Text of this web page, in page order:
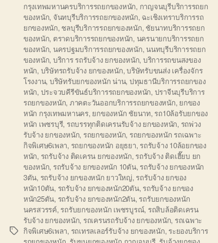
Tags
กรุงเทพมหานครบริการรถยกของหนัก, กาญจนบุรีบริการรถยก
ของหนัก, จันทบุรีบริการรถยกของหนัก, ฉะเชิงเทราบริการรถ
ยกของหนัก, ชลบุรีบริการรถยกของหนัก, ชัยนาทบริการรถยก
ของหนัก, ตราดบริการรถยกของหนัก, นครนายกบริการรถยก
ของหนัก, นครปฐมบริการรถยกของหนัก, นนทบุรีบริการรถยก
ของหนัก, บริการ รถรับจ้าง ยกของหนัก, บริการรถขนสงของ
หนัก, บริษัทรถรับจ้าง ยกของหนัก,บริษัทรับขนส่ง เครื่องจักร
โรงงาน, บริษัทรับยกของหนัก น่าน, ปทุมธานีบริการรถยกของ
หนัก, ประจวบคีรีขันธ์บริการรถยกของหนัก, ปราจีนบุรีบริการ
รถยกของหนัก, ภาคตะวันออกบริการรถยกของหนัก, ยกของ
หนัก กรุงเทพมหานคร, ยกของหนัก ชัยนาท, รถ10ล้อรับยกของ
หนัก เพชรบุรี, รถบรรทุกติดเครนรับจ้าง ยกของหนัก, รถพ่วง
รับจ้าง ยกของหนัก, รถยกของหนัก, รถยกของหนัก รถเฉพาะ
กิจพิเศษ6เพลา, รถยกของหนัก อยุธยา, รถรับจ้าง 10ล้อยกของ
หนัก, รถรับจ้าง ติดเครน ยกของหนัก, รถรับจ้าง ติดเฮี๊ยบ ยก
ของหนัก, รถรับจ้าง ยกของหนัก 10ตัน, รถรับจ้าง ยกของหนัก
3ตัน, รถรับจ้าง ยกของหนัก ยาวใหญ่, รถรับจ้าง ยกของ
หนัก10ตัน, รถรับจ้าง ยกของหนัก20ตัน, รถรับจ้าง ยกของ
หนัก25ตัน, รถรับจ้าง ยกของหนัก2ตัน, รถรับยกของหนัก
นครสวรรค์, รถรับยกของหนัก เพชรบูรณ์, รถสิบล้อติดเครน
รับจ้าง ยกของหนัก, รถเครนรถรับจ้าง ยกของหนัก, รถเฉพาะ
กิจพิเศษ6เพลา, รถเทรลเลอร์รับจ้าง ยกของหนัก, ระยองบริการ